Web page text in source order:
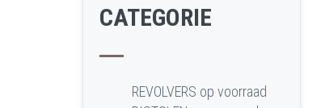
CATEGORIE
REVOLVERS op voorraad